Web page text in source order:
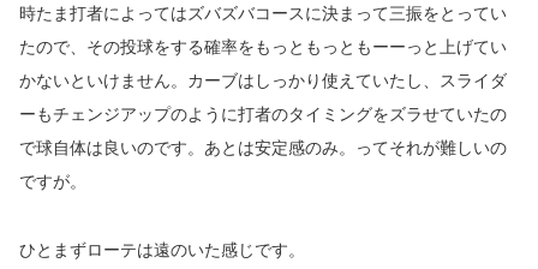
時たま打者によってはズバズバコースに決まって三振をとってい
たので、その投球をする確率をもっともっともーーっと上げてい
かないといけません。カーブはしっかり使えていたし、スライダ
ーもチェンジアップのように打者のタイミングをズラせていたの
で球自体は良いのです。あとは安定感のみ。ってそれが難しいの
ですが。
ひとまずローテは遠のいた感じです。